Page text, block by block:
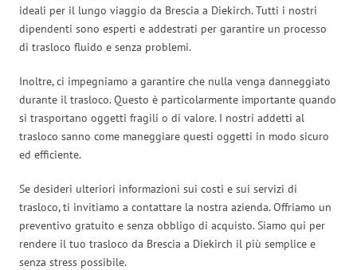
ideali per il lungo viaggio da Brescia a Diekirch. Tutti i nostri
dipendenti sono esperti e addestrati per garantire un processo
di trasloco fluido e senza problemi.
Inoltre, ci impegniamo a garantire che nulla venga danneggiato
durante il trasloco. Questo è particolarmente importante quando
si trasportano oggetti fragili o di valore. I nostri addetti al
trasloco sanno come maneggiare questi oggetti in modo sicuro
ed efficiente.
Se desideri ulteriori informazioni sui costi e sui servizi di
trasloco, ti invitiamo a contattare la nostra azienda. Offriamo un
preventivo gratuito e senza obbligo di acquisto. Siamo qui per
rendere il tuo trasloco da Brescia a Diekirch il più semplice e
senza stress possibile.